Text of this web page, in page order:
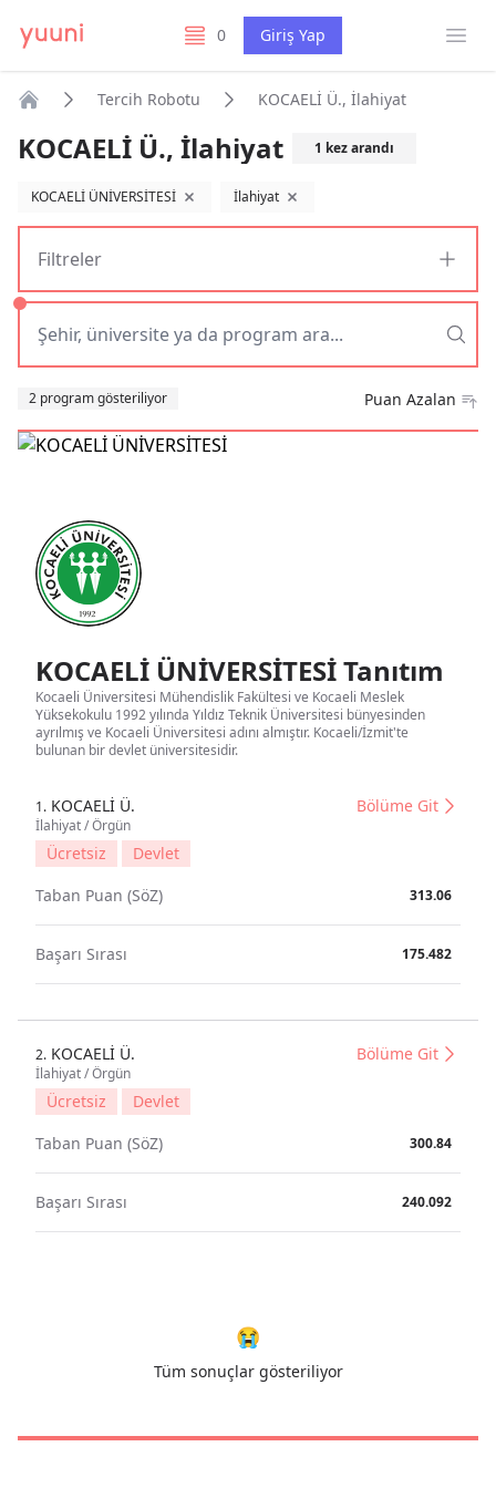
0
listelerim Giriş Yap
Tercih Robotu KOCAELİ Ü., İlahiyat
KOCAELİ Ü., İlahiyat 1 kez arandı
KOCAELİ ÜNİVERSİTESİ filtreyi kaldır
İlahiyat filtreyi kaldır
Filtreler
2 program gösteriliyor Puan Azalan
KOCAELİ ÜNİVERSİTESİ Tanıtım
Kocaeli Üniversitesi Mühendislik Fakültesi ve Kocaeli Meslek
Yüksekokulu 1992 yılında Yıldız Teknik Üniversitesi bünyesinden
ayrılmış ve Kocaeli Üniversitesi adını almıştır. Kocaeli/İzmit'te
bulunan bir devlet üniversitesidir.
1. KOCAELİ Ü.
İlahiyat / Örgün
Bölüme Git
Ücretsiz
Devlet
Taban Puan (SöZ)
313.06
Başarı Sırası 175.482
2. KOCAELİ Ü.
İlahiyat / Örgün
Bölüme Git
Ücretsiz
Devlet
Taban Puan (SöZ)
300.84
Başarı Sırası 240.092
😭
Tüm sonuçlar gösteriliyor